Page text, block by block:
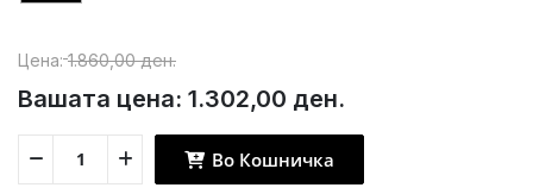
Цена: 1.860,00 ден.
Вашата цена: 1.302,00 ден.
Во Кошничка